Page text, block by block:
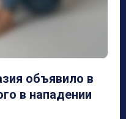
объявило в
в нападении